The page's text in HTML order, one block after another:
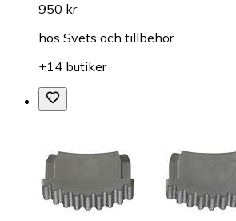
950 kr
hos Svets och tillbehör
+14 butiker